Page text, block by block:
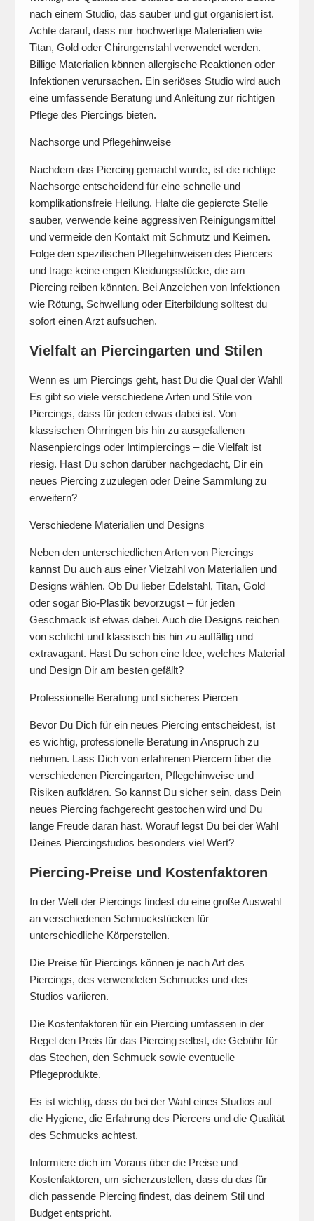
nach einem Studio, das sauber und gut organisiert ist.
Achte darauf, dass nur hochwertige Materialien wie
Titan, Gold oder Chirurgenstahl verwendet werden.
Billige Materialien können allergische Reaktionen oder
Infektionen verursachen. Ein seriöses Studio wird auch
eine umfassende Beratung und Anleitung zur richtigen
Pflege des Piercings bieten.
Nachsorge und Pflegehinweise
Nachdem das Piercing gemacht wurde, ist die richtige
Nachsorge entscheidend für eine schnelle und
komplikationsfreie Heilung. Halte die gepiercte Stelle
sauber, verwende keine aggressiven Reinigungsmittel
und vermeide den Kontakt mit Schmutz und Keimen.
Folge den spezifischen Pflegehinweisen des Piercers
und trage keine engen Kleidungsstücke, die am
Piercing reiben könnten. Bei Anzeichen von Infektionen
wie Rötung, Schwellung oder Eiterbildung solltest du
sofort einen Arzt aufsuchen.
Vielfalt an Piercingarten und Stilen
Wenn es um Piercings geht, hast Du die Qual der Wahl!
Es gibt so viele verschiedene Arten und Stile von
Piercings, dass für jeden etwas dabei ist. Von
klassischen Ohrringen bis hin zu ausgefallenen
Nasenpiercings oder Intimpiercings – die Vielfalt ist
riesig. Hast Du schon darüber nachgedacht, Dir ein
neues Piercing zuzulegen oder Deine Sammlung zu
erweitern?
Verschiedene Materialien und Designs
Neben den unterschiedlichen Arten von Piercings
kannst Du auch aus einer Vielzahl von Materialien und
Designs wählen. Ob Du lieber Edelstahl, Titan, Gold
oder sogar Bio-Plastik bevorzugst – für jeden
Geschmack ist etwas dabei. Auch die Designs reichen
von schlicht und klassisch bis hin zu auffällig und
extravagant. Hast Du schon eine Idee, welches Material
und Design Dir am besten gefällt?
Professionelle Beratung und sicheres Piercen
Bevor Du Dich für ein neues Piercing entscheidest, ist
es wichtig, professionelle Beratung in Anspruch zu
nehmen. Lass Dich von erfahrenen Piercern über die
verschiedenen Piercingarten, Pflegehinweise und
Risiken aufklären. So kannst Du sicher sein, dass Dein
neues Piercing fachgerecht gestochen wird und Du
lange Freude daran hast. Worauf legst Du bei der Wahl
Deines Piercingstudios besonders viel Wert?
Piercing-Preise und Kostenfaktoren
In der Welt der Piercings findest du eine große Auswahl
an verschiedenen Schmuckstücken für
unterschiedliche Körperstellen.
Die Preise für Piercings können je nach Art des
Piercings, des verwendeten Schmucks und des
Studios variieren.
Die Kostenfaktoren für ein Piercing umfassen in der
Regel den Preis für das Piercing selbst, die Gebühr für
das Stechen, den Schmuck sowie eventuelle
Pflegeprodukte.
Es ist wichtig, dass du bei der Wahl eines Studios auf
die Hygiene, die Erfahrung des Piercers und die Qualität
des Schmucks achtest.
Informiere dich im Voraus über die Preise und
Kostenfaktoren, um sicherzustellen, dass du das für
dich passende Piercing findest, das deinem Stil und
Budget entspricht.